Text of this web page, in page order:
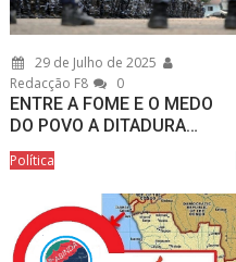
29 de Julho de 2025
Redacção F8
0
ENTRE A FOME E O MEDO
DO POVO A DITADURA…
Política